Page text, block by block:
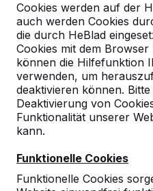
Cookies werden auf der
auch werden Cookies
die durch HeBlad
Cookies mit dem Browser
können die Hilfefunktion
verwenden, um
deaktivieren können.
Deaktivierung von
Funktionalität unserer
kann.
Funktionelle Cookies
Funktionelle Cookies
Deutschland
Referenties